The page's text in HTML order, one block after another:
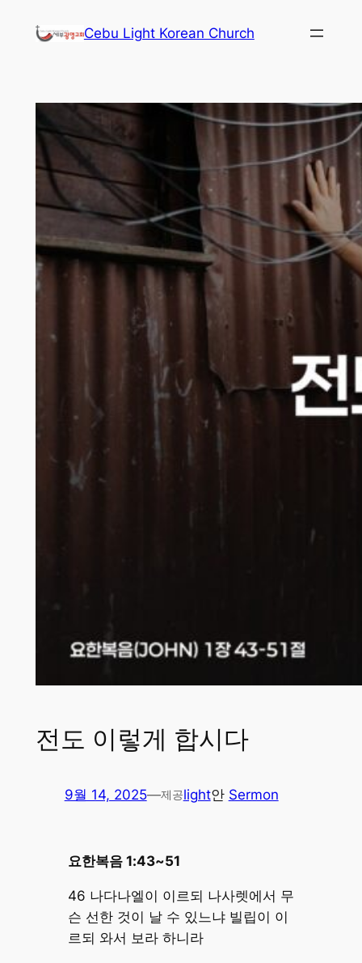
Cebu Light Korean Church
전도 이렇게 합시다
9월 14, 2025—제공light안 Sermon
요한복음 1:43~51
46 나다나엘이 이르되 나사렛에서 무
슨 선한 것이 날 수 있느냐 빌립이 이
르되 와서 보라 하니라